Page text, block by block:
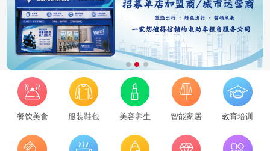
餐饮美食 服装鞋包 美容养生 智能家居 教育培训